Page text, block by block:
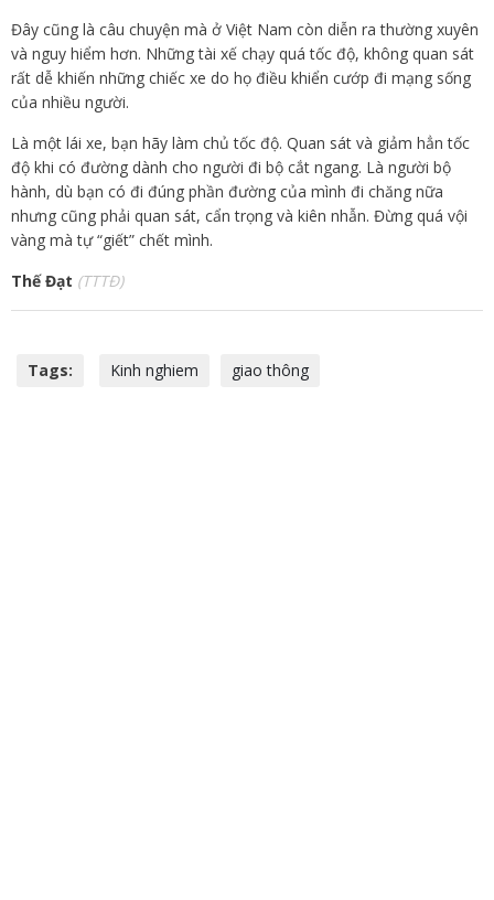
Đây cũng là câu chuyện mà ở Việt Nam còn diễn ra thường xuyên
và nguy hiểm hơn. Những tài xế chạy quá tốc độ, không quan sát
rất dễ khiến những chiếc xe do họ điều khiển cướp đi mạng sống
của nhiều người.
Là một lái xe, bạn hãy làm chủ tốc độ. Quan sát và giảm hẳn tốc
độ khi có đường dành cho người đi bộ cắt ngang. Là người bộ
hành, dù bạn có đi đúng phần đường của mình đi chăng nữa
nhưng cũng phải quan sát, cẩn trọng và kiên nhẫn. Đừng quá vội
vàng mà tự “giết” chết mình.
Thế Đạt (TTTĐ)
Tags: Kinh nghiem giao thông